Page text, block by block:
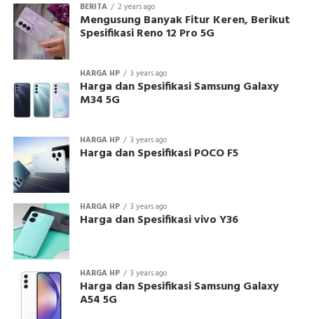
BERITA 2 years ago
Mengusung Banyak Fitur Keren, Berikut
Spesifikasi Reno 12 Pro 5G
HARGA HP 3 years ago
Harga dan Spesifikasi Samsung Galaxy
M34 5G
HARGA HP 3 years ago
Harga dan Spesifikasi POCO F5
HARGA HP 3 years ago
Harga dan Spesifikasi vivo Y36
HARGA HP 3 years ago
Harga dan Spesifikasi Samsung Galaxy
A54 5G